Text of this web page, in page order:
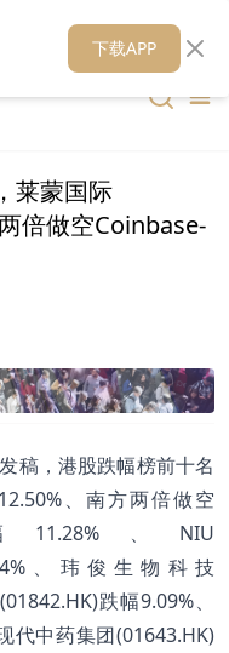
财华媒体矩阵 财华智库
莱蒙国际
倍做空Coinbase-
稿，港股跌幅榜前十名
、南方两倍做空
幅11.28%、NIU
、玮俊生物科技
跌幅9.09%、
代中药集团(01643.HK)
下载APP